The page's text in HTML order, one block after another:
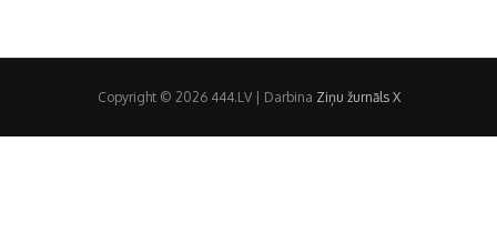
Copyright © 2026 444.LV | Darbina Ziņu žurnāls X